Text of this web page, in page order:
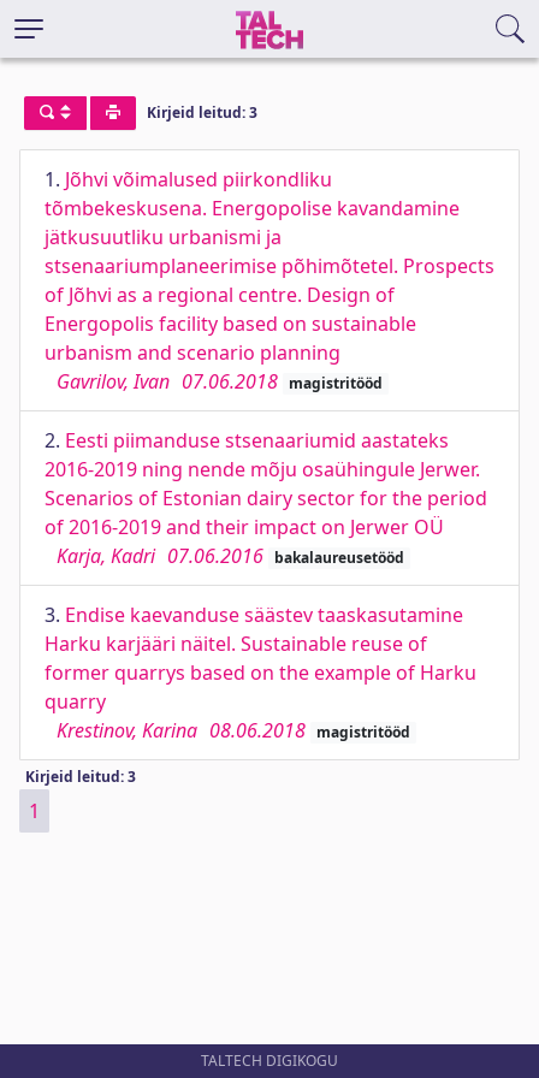
Kirjeid leitud: 3
1. Jõhvi võimalused piirkondliku
tõmbekeskusena. Energopolise kavandamine
jätkusuutliku urbanismi ja
stsenaariumplaneerimise põhimõtetel. Prospects
of Jõhvi as a regional centre. Design of
Energopolis facility based on sustainable
urbanism and scenario planning
Gavrilov, Ivan 07.06.2018 magistritööd
2. Eesti piimanduse stsenaariumid aastateks
2016-2019 ning nende mõju osaühingule Jerwer.
Scenarios of Estonian dairy sector for the period
of 2016-2019 and their impact on Jerwer OÜ
Karja, Kadri 07.06.2016 bakalaureusetööd
3. Endise kaevanduse säästev taaskasutamine
Harku karjääri näitel. Sustainable reuse of
former quarrys based on the example of Harku
quarry
Krestinov, Karina 08.06.2018 magistritööd
Kirjeid leitud: 3
1
TALTECH DIGIKOGU